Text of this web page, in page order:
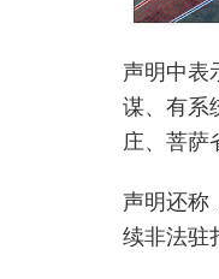
声明中表
谋、有系
庄、菩萨
声明还称
续非法驻